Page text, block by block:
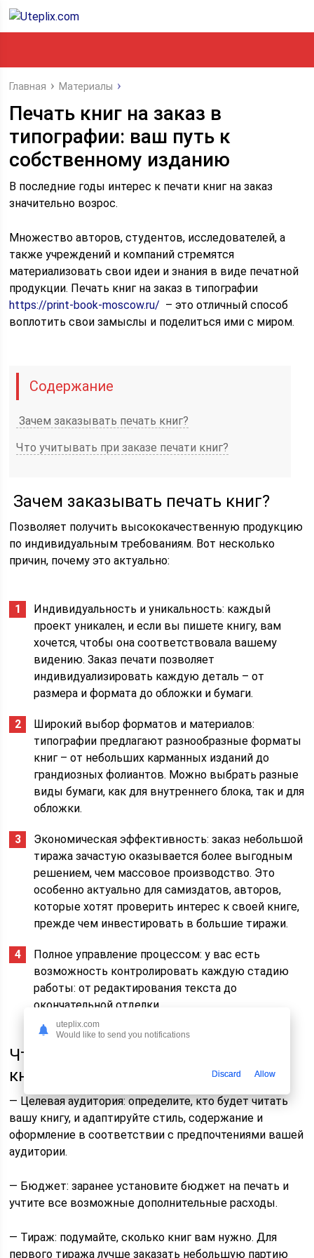
Главная Материалы
Печать книг на заказ в
типографии: ваш путь к
собственному изданию
В последние годы интерес к печати книг на заказ
значительно возрос.
Множество авторов, студентов, исследователей, а
также учреждений и компаний стремятся
материализовать свои идеи и знания в виде печатной
продукции. Печать книг на заказ в типографии
https://print-book-moscow.ru/ – это отличный способ
воплотить свои замыслы и поделиться ими с миром.
Содержание
Зачем заказывать печать книг?
Что учитывать при заказе печати книг?
Зачем заказывать печать книг?
Позволяет получить высококачественную продукцию
по индивидуальным требованиям. Вот несколько
причин, почему это актуально:
Индивидуальность и уникальность: каждый
проект уникален, и если вы пишете книгу, вам
хочется, чтобы она соответствовала вашему
видению. Заказ печати позволяет
индивидуализировать каждую деталь – от
размера и формата до обложки и бумаги.
Широкий выбор форматов и материалов:
типографии предлагают разнообразные форматы
книг – от небольших карманных изданий до
грандиозных фолиантов. Можно выбрать разные
виды бумаги, как для внутреннего блока, так и для
обложки.
Экономическая эффективность: заказ небольшой
тиража зачастую оказывается более выгодным
решением, чем массовое производство. Это
особенно актуально для самиздатов, авторов,
которые хотят проверить интерес к своей книге,
прежде чем инвестировать в большие тиражи.
Полное управление процессом: у вас есть
возможность контролировать каждую стадию
работы: от редактирования текста до
окончательной отделки.
Что учитывать при заказе печати
книг?
— Целевая аудитория: определите, кто будет читать
вашу книгу, и адаптируйте стиль, содержание и
оформление в соответствии с предпочтениями вашей
аудитории.
— Бюджет: заранее установите бюджет на печать и
учтите все возможные дополнительные расходы.
— Тираж: подумайте, сколько книг вам нужно. Для
первого тиража лучше заказать небольшую партию
uteplix.com
Would like to send you notifications
Discard Allow